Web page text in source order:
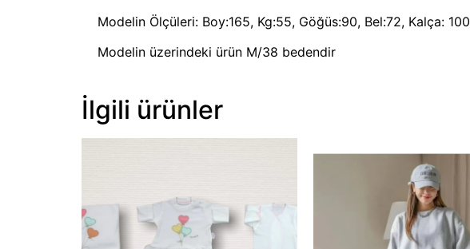
Modelin Ölçüleri: Boy:165, Kg:55, Göğüs:90, Bel:72, Kalça: 100
Modelin üzerindeki ürün M/38 bedendir
İlgili ürünler